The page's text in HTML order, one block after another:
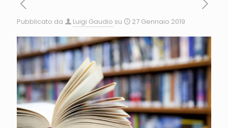
Pubblicato da Luigi Gaudio su 27 Gennaio 2019